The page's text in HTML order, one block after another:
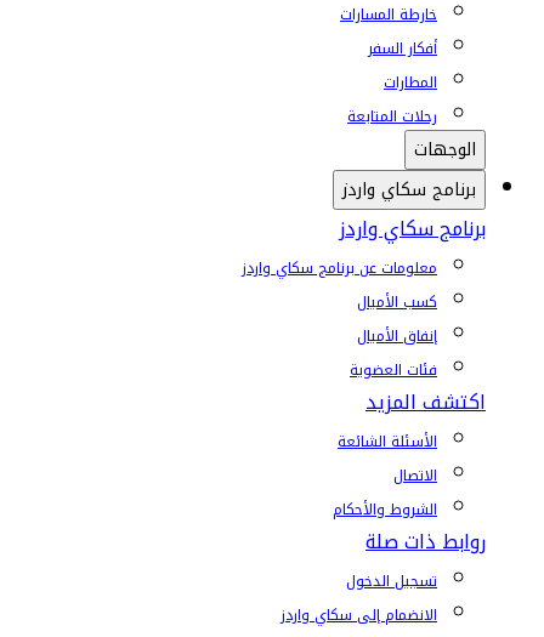
خارطة المسارات
أفكار السفر
المطارات
رحلات المتابعة
الوجهات
برنامج سكاي واردز
برنامج سكاي واردز
معلومات عن برنامج سكاي واردز
كسب الأميال
إنفاق الأميال
فئات العضوية
اكتشف المزيد
الأسئلة الشائعة
الاتصال
الشروط والأحكام
روابط ذات صلة
تسجيل الدخول
الانضمام إلى سكاي واردز